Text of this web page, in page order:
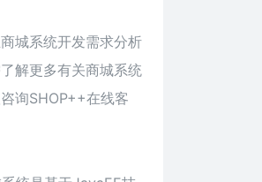
商城系统开发需求分析
解更多有关商城系统
询SHOP++在线客